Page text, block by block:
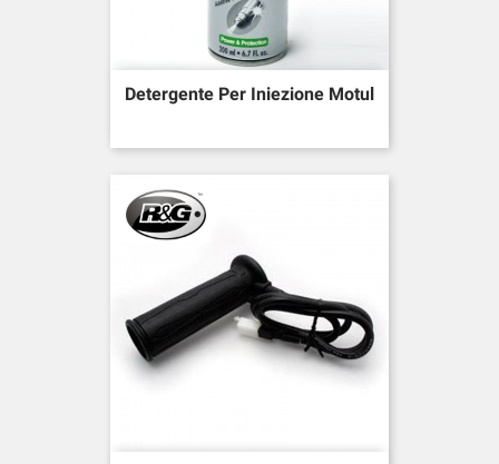
Detergente Per Iniezione Motul